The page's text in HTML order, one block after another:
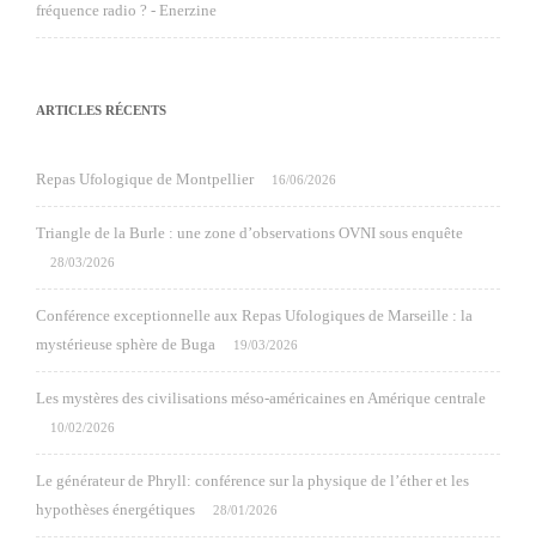
fréquence radio ? - Enerzine
ARTICLES RÉCENTS
Repas Ufologique de Montpellier 16/06/2026
Triangle de la Burle : une zone d’observations OVNI sous enquête
28/03/2026
Conférence exceptionnelle aux Repas Ufologiques de Marseille : la
mystérieuse sphère de Buga
19/03/2026
Les mystères des civilisations méso-américaines en Amérique centrale
10/02/2026
Le générateur de Phryll: conférence sur la physique de l’éther et les
hypothèses énergétiques
28/01/2026